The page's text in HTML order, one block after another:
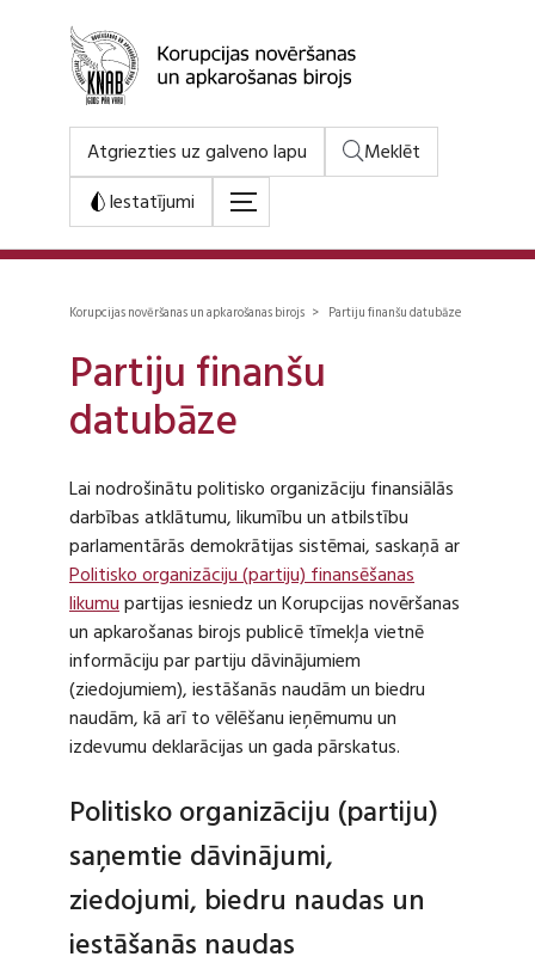
Atgriezties uz galveno lapu
Meklēt
Iestatījumi
Korupcijas novēršanas un apkarošanas birojs > Partiju finanšu datubāze
Partiju finanšu
datubāze
Lai nodrošinātu politisko organizāciju finansiālās
darbības atklātumu, likumību un atbilstību
parlamentārās demokrātijas sistēmai, saskaņā ar
Politisko organizāciju (partiju) finansēšanas
likumupartijas iesniedz un Korupcijas novēršanas
un apkarošanas birojs publicē tīmekļa vietnē
informāciju par partiju dāvinājumiem
(ziedojumiem), iestāšanās naudām un biedru
naudām, kā arī to vēlēšanu ieņēmumu un
izdevumu deklarācijas un gada pārskatus.
Politisko organizāciju (partiju)
saņemtie dāvinājumi,
ziedojumi, biedru naudas un
iestāšanās naudas